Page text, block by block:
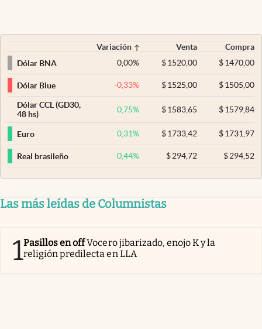
Variación Venta
Compra
Dólar BNA
0,00% $ 1520,00 $1470,00
Dólar Blue -0,33% $ 1525,00 $1505,00
Dólar CCL (GD30,
48 hs)
0,75% $ 1583,65 $1579,84
Euro 0,31% $ 1733,42 $1731,97
Real brasileño 0,44% $294,72 $294,52
Las más leídas de Columnistas
1Pasillos en offVocero jibarizado, enojo K y la
religión predilecta en LLA